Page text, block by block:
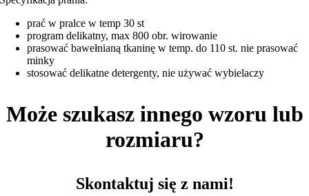
prać w pralce w temp 30 st
program delikatny, max 800 obr. wirowanie
prasować bawełnianą tkaninę w temp. do 110 st. nie prasować
minky
stosować delikatne detergenty, nie używać wybielaczy
Może szukasz innego wzoru lub
rozmiaru?
Skontaktuj się z nami!